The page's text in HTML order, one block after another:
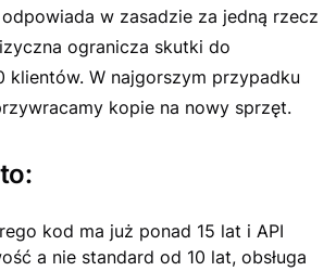
w zasadzie za jedną rzecz
ogranicza skutki do
klientów. W najgorszym przypadku
kopie na nowy sprzęt.
kod ma już ponad 15 lat i API
a nie standard od 10 lat, obsługa